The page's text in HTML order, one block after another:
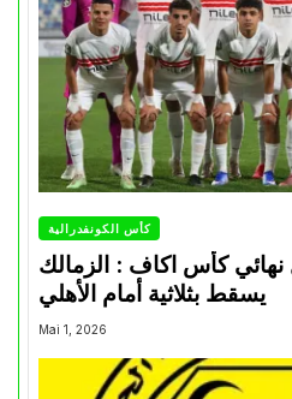
كأس الكونفدرالية
نهائي كأس اكاف : الزمالك
Mai 1, 2026